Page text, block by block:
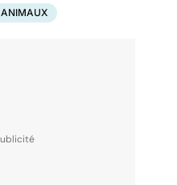
ANIMAUX